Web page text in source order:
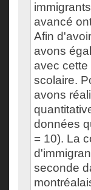
avancé
Afin
avons
avec cette
scolaire.
avons
données
= 10). La
seconde